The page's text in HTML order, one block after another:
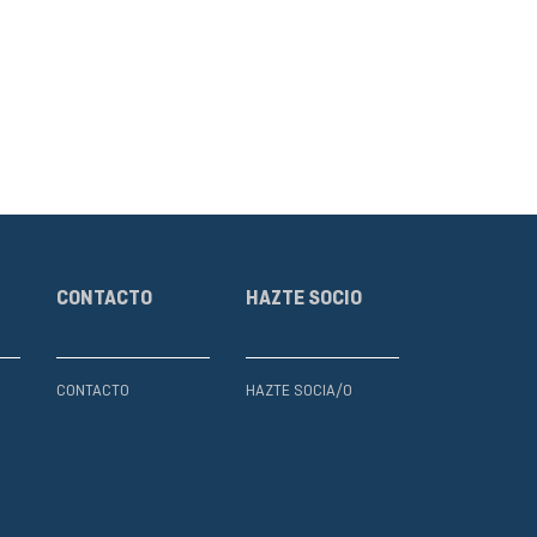
CONTACTO
CONTACTO
HAZTE SOCIO
HAZTE SOCIA/O